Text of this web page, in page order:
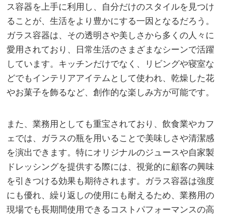
ス容器を上手に利用し、自分だけのスタイルを見つけ
ることが、生活をより豊かにする一因となるだろう。
ガラス容器は、その透明さや美しさから多くの人々に
愛用されており、日常生活のさまざまなシーンで活躍
しています。キッチンだけでなく、リビングや寝室な
どでもインテリアアイテムとして使われ、乾燥した花
やお菓子を飾るなど、創作的な楽しみ方が可能です。
また、業務用としても重宝されており、飲食業やカフ
ェでは、ガラスの瓶を用いることで美味しさや清潔感
を演出できます。特にオリジナルのジュースや自家製
ドレッシングを提供する際には、視覚的に顧客の興味
を引きつける効果も期待されます。ガラス容器は強度
にも優れ、繰り返しの使用にも耐えるため、業務用の
現場でも長期間使用できるコストパフォーマンスの高